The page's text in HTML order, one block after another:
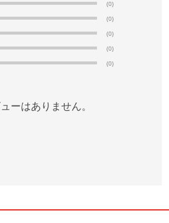
(0)
(0)
(0)
(0)
(0)
ーはありません。